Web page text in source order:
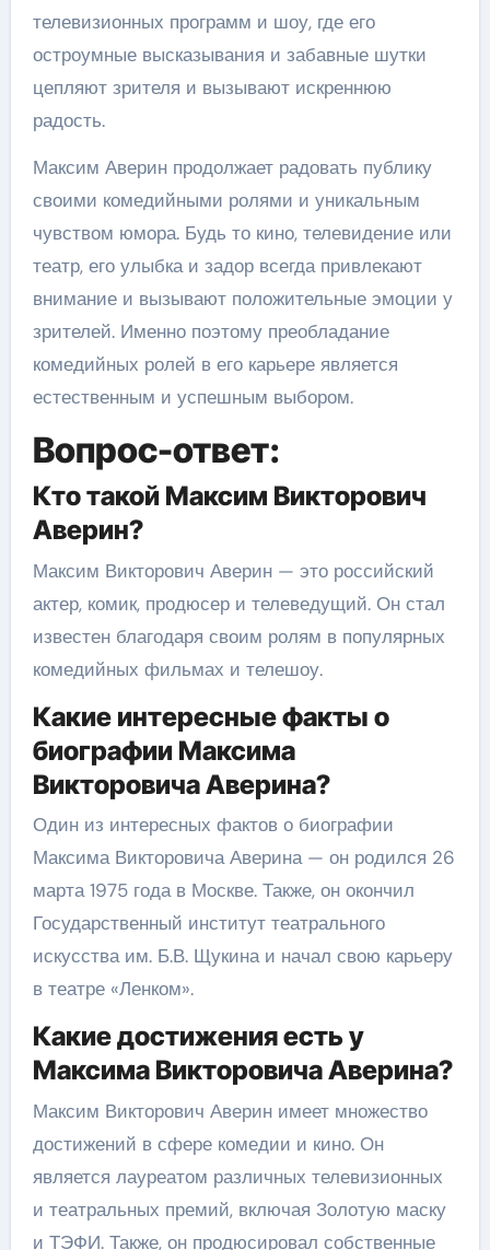
телевизионных программ и шоу, где его
остроумные высказывания и забавные шутки
цепляют зрителя и вызывают искреннюю
радость.
Максим Аверин продолжает радовать публику
своими комедийными ролями и уникальным
чувством юмора. Будь то кино, телевидение или
театр, его улыбка и задор всегда привлекают
внимание и вызывают положительные эмоции у
зрителей. Именно поэтому преобладание
комедийных ролей в его карьере является
естественным и успешным выбором.
Вопрос-ответ:
Кто такой Максим Викторович
Аверин?
Максим Викторович Аверин — это российский
актер, комик, продюсер и телеведущий. Он стал
известен благодаря своим ролям в популярных
комедийных фильмах и телешоу.
Какие интересные факты о
биографии Максима
Викторовича Аверина?
Один из интересных фактов о биографии
Максима Викторовича Аверина — он родился 26
марта 1975 года в Москве. Также, он окончил
Государственный институт театрального
искусства им. Б.В. Щукина и начал свою карьеру
в театре «Ленком».
Какие достижения есть у
Максима Викторовича Аверина?
Максим Викторович Аверин имеет множество
достижений в сфере комедии и кино. Он
является лауреатом различных телевизионных
и театральных премий, включая Золотую маску
и ТЭФИ. Также, он продюсировал собственные